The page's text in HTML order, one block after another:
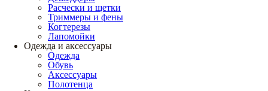
Расчески и щетки
Триммеры и фены
Когтерезы
Лапомойки
Одежда и аксессуары
Одежда
Обувь
Аксессуары
Полотенца